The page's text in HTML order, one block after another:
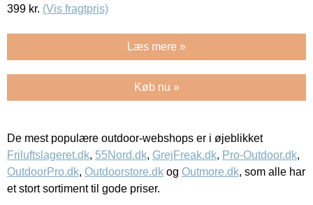
399 kr. (Vis fragtpris)
Læs mere »
Køb nu »
De mest populære outdoor-webshops er i øjeblikket
Friluftslageret.dk, 55Nord.dk, GrejFreak.dk, Pro-Outdoor.dk,
OutdoorPro.dk, Outdoorstore.dk og Outmore.dk, som alle har
et stort sortiment til gode priser.